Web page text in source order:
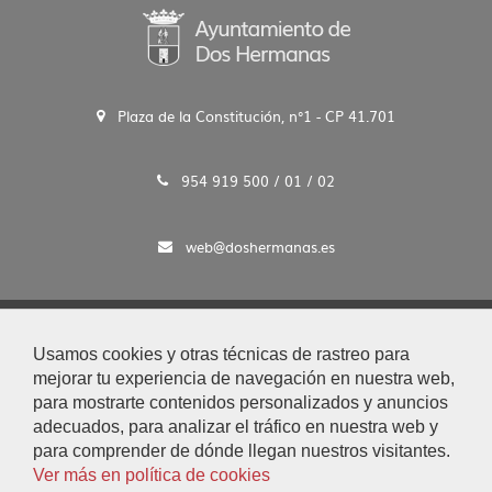
Usamos cookies y otras técnicas de rastreo para
mejorar tu experiencia de navegación en nuestra web,
para mostrarte contenidos personalizados y anuncios
adecuados, para analizar el tráfico en nuestra web y
para comprender de dónde llegan nuestros visitantes.
Ver más en política de cookies
Plaza de la Constitución, n°1 - CP 41.701
954 919 500 / 01 / 02
web@doshermanas.es
Aviso Legal y Protección de Datos
|
Mapa Web
|
Accesibilidad
|